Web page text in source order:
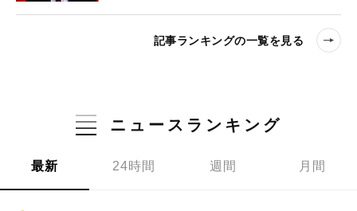
記事ランキングの一覧を見る
ニュースランキング
最新 24時間 週間 月間